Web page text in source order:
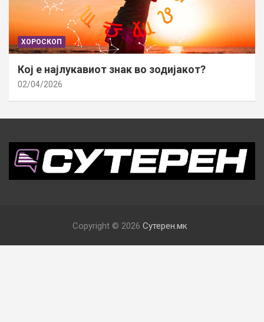
ХОРОСКОП
Кој е најлукавиот знак во зодијакот?
02/04/2026
Copyright © 2026 Сутерен.мк